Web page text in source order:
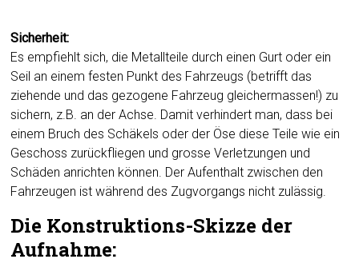
Sicherheit:
Es empfiehlt sich, die Metallteile durch einen Gurt oder ein
Seil an einem festen Punkt des Fahrzeugs (betrifft das
ziehende und das gezogene Fahrzeug gleichermassen!) zu
sichern, z.B. an der Achse. Damit verhindert man, dass bei
einem Bruch des Schäkels oder der Öse diese Teile wie ein
Geschoss zurückfliegen und grosse Verletzungen und
Schäden anrichten können. Der Aufenthalt zwischen den
Fahrzeugen ist während des Zugvorgangs nicht zulässig.
Die Konstruktions-Skizze der
Aufnahme: